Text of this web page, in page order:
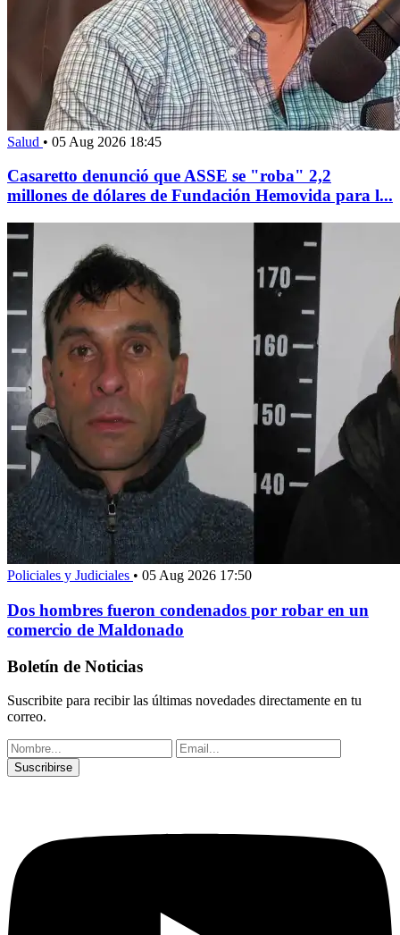
Salud • 05 Aug 2026 18:45
Casaretto denunció que ASSE se "roba" 2,2
millones de dólares de Fundación Hemovida para l...
Policiales y Judiciales • 05 Aug 2026 17:50
Dos hombres fueron condenados por robar en un
comercio de Maldonado
Boletín de Noticias
Suscribite para recibir las últimas novedades directamente en tu
correo.
Suscribirse